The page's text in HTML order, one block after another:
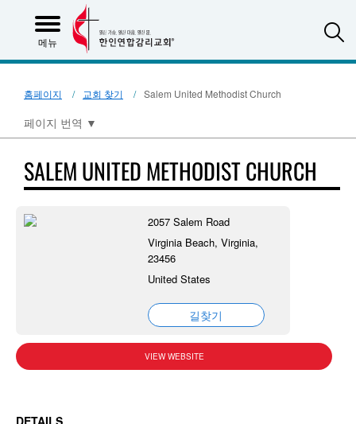
메뉴
홈페이지 교회 찾기 Salem United Methodist Church
페이지 번역 ▼
SALEM UNITED METHODIST CHURCH
2057 Salem Road
Virginia Beach, Virginia,
23456
United States
길찾기
VIEW WEBSITE
DETAILS